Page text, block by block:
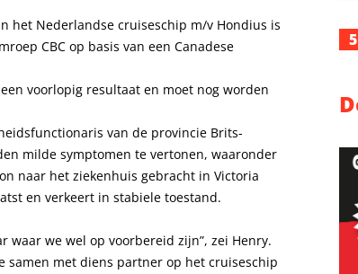
het Nederlandse cruiseschip m/v Hondius is
CBC op basis van een Canadese
voorlopig resultaat en moet nog worden
van de provincie Brits-
milde symptomen te vertonen, waaronder
naar het ziekenhuis gebracht in Victoria
en verkeert in stabiele toestand.
waar we wel op voorbereid zijn”, zei Henry.
samen met diens partner op het cruiseschip
5